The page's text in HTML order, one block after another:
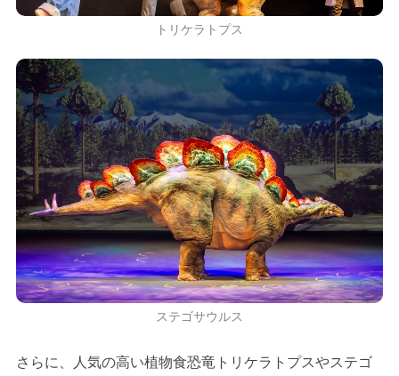
トリケラトプス
ステゴサウルス
さらに、人気の高い植物食恐竜トリケラトプスやステゴ